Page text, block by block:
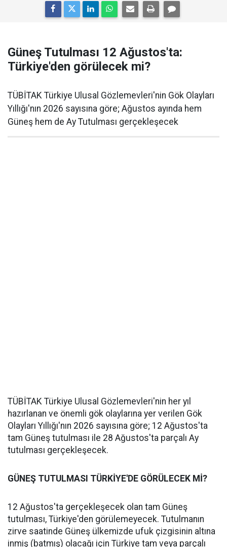
Güneş Tutulması 12 Ağustos'ta:
Türkiye'den görülecek mi?
TÜBİTAK Türkiye Ulusal Gözlemevleri'nin Gök Olayları
Yıllığı'nın 2026 sayısına göre; Ağustos ayında hem
Güneş hem de Ay Tutulması gerçekleşecek
TÜBİTAK Türkiye Ulusal Gözlemevleri'nin her yıl
hazırlanan ve önemli gök olaylarına yer verilen Gök
Olayları Yıllığı'nın 2026 sayısına göre; 12 Ağustos'ta
tam Güneş tutulması ile 28 Ağustos'ta parçalı Ay
tutulması gerçekleşecek.
GÜNEŞ TUTULMASI TÜRKİYE'DE GÖRÜLECEK Mİ?
12 Ağustos'ta gerçekleşecek olan tam Güneş
tutulması, Türkiye'den görülemeyecek. Tutulmanın
zirve saatinde Güneş ülkemizde ufuk çizgisinin altına
inmiş (batmış) olacağı için Türkiye tam veya parçalı